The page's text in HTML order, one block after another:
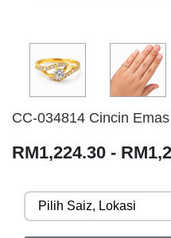
CC-034814 Cincin
RM1,224.30 -